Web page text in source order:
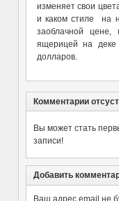
изменяет свои
и каком стиле на
заоблачной
ящерицей на
долларов.
Комментарии
Вы может стать
записи!
Добавить
Ваш адрес email не